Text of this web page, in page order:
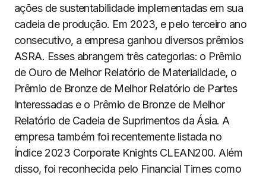
ações de sustentabilidade implementadas em sua
cadeia de produção. Em 2023, e pelo terceiro ano
consecutivo, a empresa ganhou diversos prêmios
ASRA. Esses abrangem três categorias: o Prêmio
de Ouro de Melhor Relatório de Materialidade, o
Prêmio de Bronze de Melhor Relatório de Partes
Interessadas e o Prêmio de Bronze de Melhor
Relatório de Cadeia de Suprimentos da Ásia. A
empresa também foi recentemente listada no
Índice 2023 Corporate Knights CLEAN200. Além
disso, foi reconhecida pelo Financial Times como